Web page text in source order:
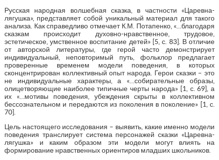
Русская народная волшебная сказка, в частности «Царевна-
лягушка», представляет собой уникальный материал для такого
анализа. Как справедливо отмечает К.М. Потапенко, «…благодаря
сказкам происходит духовно-нравственное, трудовое,
эстетическое, умственное воспитание детей» [5, с. 83]. В отличие
от авторской литературы, где герой часто демонстрирует
индивидуальный, неповторимый путь, фольклор предлагает
проверенные временем модели поведения, в которых
сконцентрирован коллективный опыт народа. Герои сказки – это
не индивидуальные характеры, а «…собирательные образы,
олицетворяющие наиболее типичные черты народа» [1, с. 69], а
их «…мотивы поведения, убеждения скрыты в коллективном
бессознательном и передаются из поколения в поколение» [1, с.
70].
Цель настоящего исследования – выявить, какие именно модели
поведения транслирует система персонажей сказки «Царевна-
лягушка» и каким образом эти модели могут влиять на
формирование нравственных ориентиров младших школьников.